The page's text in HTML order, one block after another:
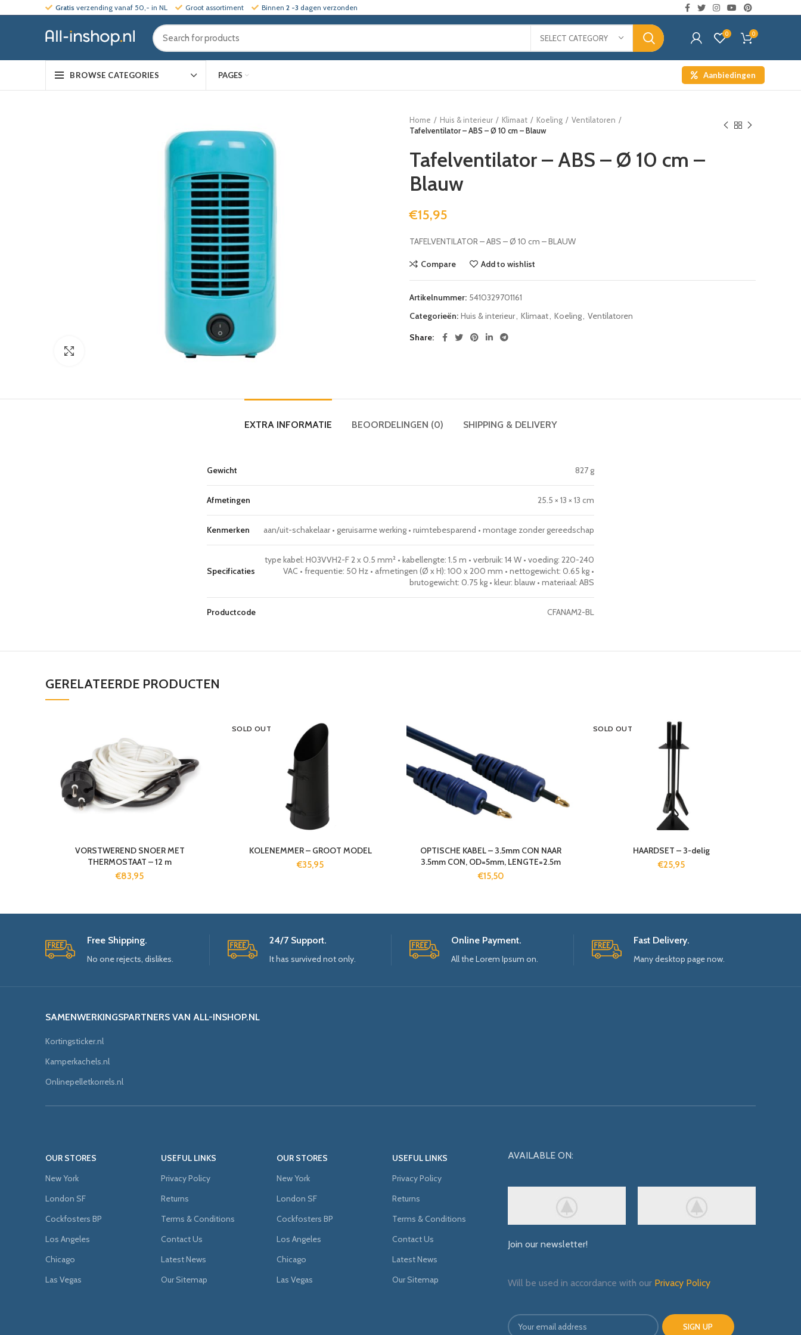
Gratis verzending vanaf 50,- in NL Groot assortiment Binnen 2 -3 dagen verzonden
SELECT CATEGORY 0 0
BROWSE CATEGORIES PAGES Aanbiedingen
Home Huis & interieur Klimaat Koeling
Ventilatoren
Tafelventilator – ABS – Ø 10 cm – Blauw
Tafelventilator – ABS – Ø 10 cm –
Blauw
€15,95
TAFELVENTILATOR – ABS – Ø 10 cm – BLAUW
Compare Add to wishlist
Artikelnummer: 5410329701161
Categorieën: Huis & interieur, Klimaat, Koeling, Ventilatoren
Share
EXTRA INFORMATIE BEOORDELINGEN (0) SHIPPING & DELIVERY
Gewicht 827 g
Afmetingen 25.5 × 13 × 13 cm
Kenmerken aan/uit-schakelaar • geruisarme werking • ruimtebesparend • montage zonder gereedschap
Specificaties
type kabel: H03VVH2-F 2 x 0.5 mm² • kabellengte: 1.5 m • verbruik: 14 W • voeding: 220-240
VAC • frequentie: 50 Hz • afmetingen (Ø x H): 100 x 200 mm • nettogewicht: 0.65 kg •
brutogewicht: 0.75 kg • kleur: blauw • materiaal: ABS
Productcode CFANAM2-BL
GERELATEERDE PRODUCTEN
VORSTWEREND SNOER MET
THERMOSTAAT – 12 m
€83,95
SOLD OUT
KOLENEMMER – GROOT MODEL
€35,95
OPTISCHE KABEL – 3.5mm CON NAAR
3.5mm CON, OD=5mm, LENGTE=2.5m
€15,50
SOLD OUT
HAARDSET – 3-delig
€25,95
Free Shipping.
No one rejects, dislikes.
24/7 Support.
It has survived not only.
Online Payment.
All the Lorem Ipsum on.
Fast Delivery.
Many desktop page now.
SAMENWERKINGSPARTNERS VAN ALL-INSHOP.NL
Kortingsticker.nl
Kamperkachels.nl
Onlinepelletkorrels.nl
OUR STORES
New York
London SF
Cockfosters BP
Los Angeles
Chicago
Las Vegas
USEFUL LINKS
Privacy Policy
Returns
Terms & Conditions
Contact Us
Latest News
Our Sitemap
OUR STORES
New York
London SF
Cockfosters BP
Los Angeles
Chicago
Las Vegas
USEFUL LINKS
Privacy Policy
Returns
Terms & Conditions
Contact Us
Latest News
Our Sitemap
AVAILABLE ON:
Join our newsletter!
Will be used in accordance with our Privacy Policy